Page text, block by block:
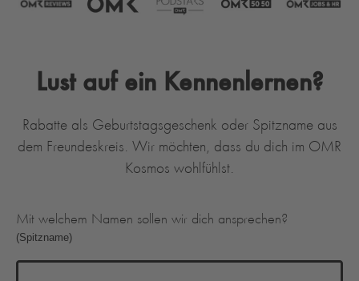
Lust auf ein Kennenlernen?
Rabatte als Geburtstagsgeschenk oder Spitzname aus
dem Freundeskreis. Wir möchten, dass du dich im OMR
Kosmos wohlfühlst.
Mit welchem Namen sollen wir dich ansprechen?
(Spitzname)